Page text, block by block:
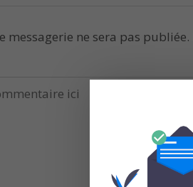
messagerie ne sera pas publiée.